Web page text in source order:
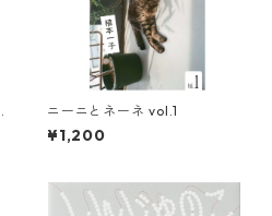
ニーニとネーネ vol.1
¥1,200